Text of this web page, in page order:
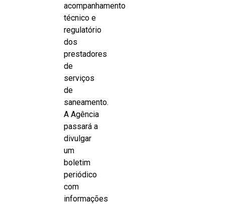
acompanhamento
técnico e
regulatório
dos
prestadores
de
serviços
de
saneamento.
A Agência
passará a
divulgar
um
boletim
periódico
com
informações